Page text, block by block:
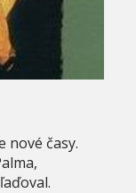
nové časy.